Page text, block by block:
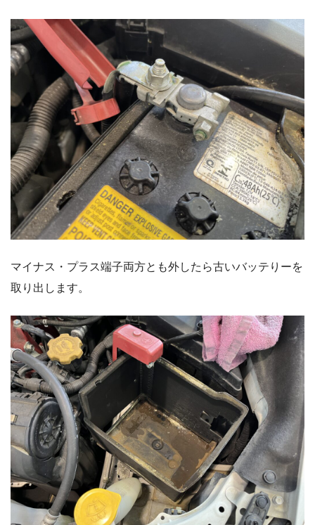
マイナス・プラス端子両方とも外したら古いバッテりーを
取り出します。